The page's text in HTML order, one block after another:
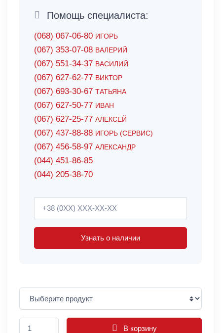
Помощь специалиста:
(068) 067-06-80 ИГОРЬ
(067) 353-07-08 ВАЛЕРИЙ
(067) 551-34-37 ВАСИЛИЙ
(067) 627-62-77 ВИКТОР
(067) 693-30-67 ТАТЬЯНА
(067) 627-50-77 ИВАН
(067) 627-25-77 АЛЕКСЕЙ
(067) 437-88-88 ИГОРЬ (СЕРВИС)
(067) 456-58-97 АЛЕКСАНДР
(044) 451-86-85
(044) 205-38-70
Узнать о наличии
В корзину